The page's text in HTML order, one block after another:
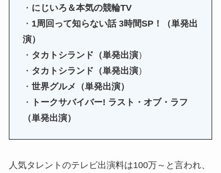
・ にじいろ＆本気の競輪TV
・ 1周回って知らない話 3時間SP！（単発出
演）
・ タカトシランド（単発出演）
・ タカトシランド（単発出演）
・ 世界グルメ（単発出演）
・
トークサバイバー! ラスト・オブ・ラフ
（単発出演）
人気タレントのテレビ出演料は100万～と言われ、